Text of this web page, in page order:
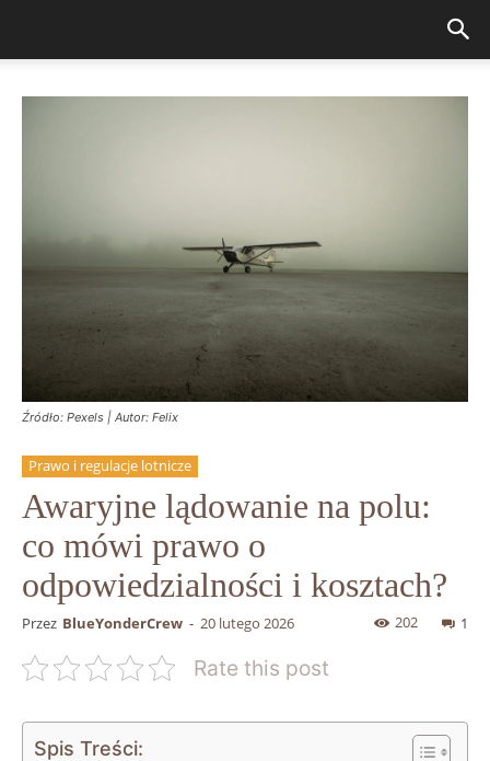
Źródło: Pexels | Autor: Felix
Prawo i regulacje lotnicze
Awaryjne lądowanie na polu:
co mówi prawo o
odpowiedzialności i kosztach?
Przez BlueYonderCrew - 20 lutego 2026 1
202
Rate this post
Spis Treści: